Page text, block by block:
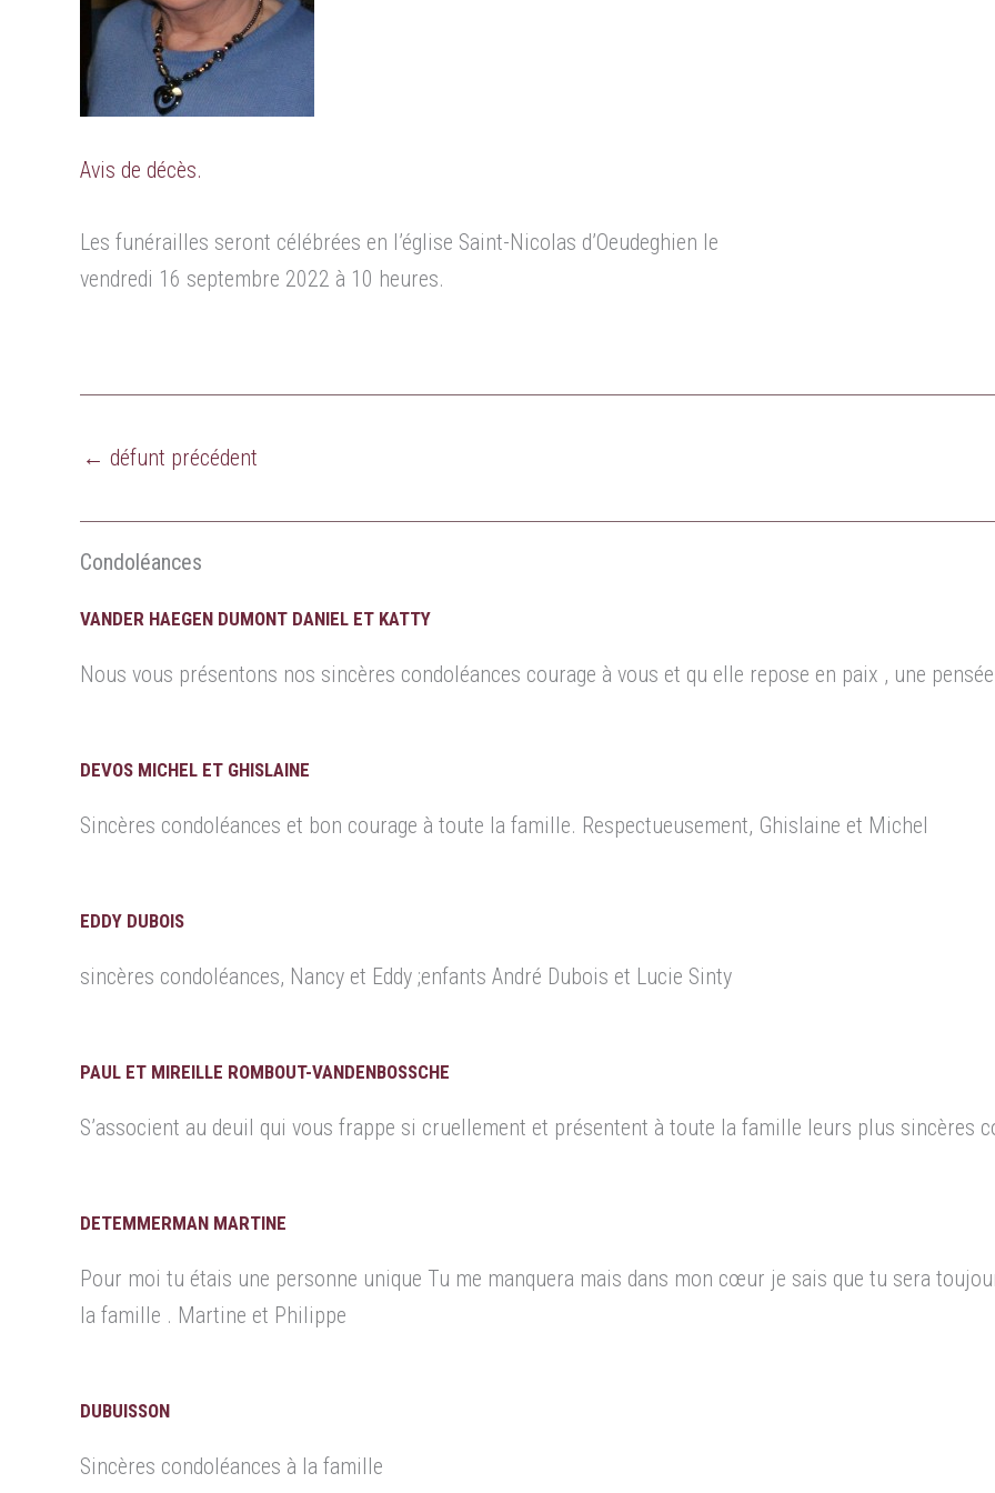
Avis de décès.
Les funérailles seront célébrées en l’église Saint-Nicolas d’Oeudeghien le
vendredi 16 septembre 2022 à 10 heures.
← défunt précédent
Condoléances
VANDER HAEGEN DUMONT DANIEL ET KATTY
Nous vous présentons nos sincères condoléances courage à vous et qu elle repose en paix , une
DEVOS MICHEL ET GHISLAINE
Sincères condoléances et bon courage à toute la famille. Respectueusement, Ghislaine et Michel
EDDY DUBOIS
sincères condoléances, Nancy et Eddy ;enfants André Dubois et Lucie Sinty
PAUL ET MIREILLE ROMBOUT-VANDENBOSSCHE
S’associent au deuil qui vous frappe si cruellement et présentent à toute la famille leurs plus sincères
DETEMMERMAN MARTINE
Pour moi tu étais une personne unique Tu me manquera mais dans mon cœur je sais que tu sera
la famille . Martine et Philippe
DUBUISSON
Sincères condoléances à la famille